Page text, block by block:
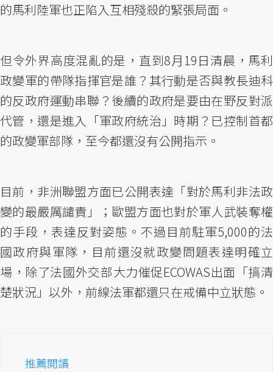
的馬利陸軍也正陷入互相殘殺的緊張局面。
但令外界高度混亂的是，直到8月19日清晨，馬利
政變軍的帶隊指揮官是誰？其行動是否與教長迪科
的反政府運動串聯？後續的政府是要由在野反對派
代管，還是進入「軍政府統治」時期？已控制首都
的政變軍部隊，至今都還沒有公開指示。
目前，非洲聯盟方面已公開表達「對於馬利非法政
變的最嚴厲譴責」；歐盟方面也對於軍人武裝奪權
的手段，表達反對姿態。不過目前駐軍5,000的法
國政府與軍隊，目前還沒就政變問題表達明確立
場，除了法國外交部大力催促ECOWAS出面「搞清
楚狀況」以外，前線法軍都還只在戒備中立狀態。
推薦閱讀